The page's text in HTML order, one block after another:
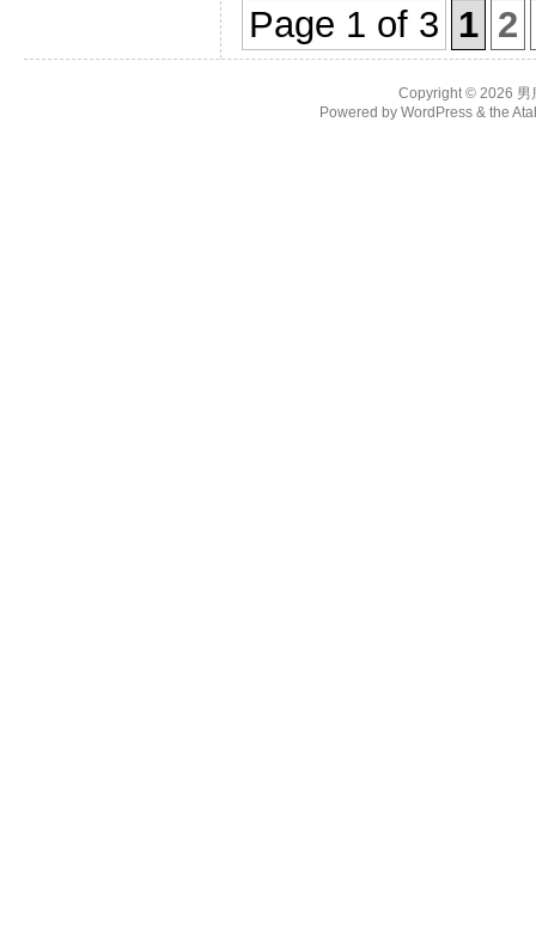
Page 1 of 3 1 2
Copyright © 2026 男
Powered by WordPress & the